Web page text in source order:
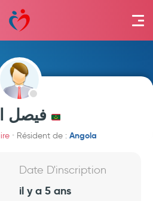
فيصل
Résident de : Angola
Date D'inscription
il y a 5 ans